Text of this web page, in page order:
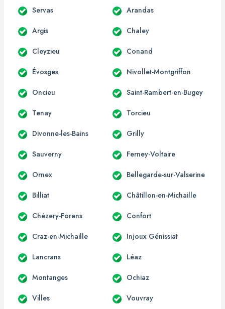
Servas Arandas
Argis Chaley
Cleyzieu Conand
Évosges Nivollet-Montgriffon
Oncieu Saint-Rambert-en-Bugey
Tenay Torcieu
Divonne-les-Bains Grilly
Sauverny Ferney-Voltaire
Ornex Bellegarde-sur-Valserine
Billiat Châtillon-en-Michaille
Chézery-Forens Confort
Craz-en-Michaille Injoux Génissiat
Lancrans Léaz
Montanges Ochiaz
Villes Vouvray